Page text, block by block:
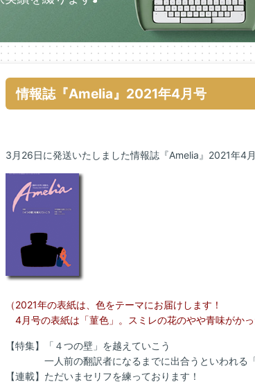
情報誌『Amelia』2021年4月号
3月26日に発送いたしました情報誌『Amelia』2021年4
（2021年の表紙は、色をテーマにお届けします！
4月号の表紙は「菫色」。スミレの花のやや青味がかっ
【特集】「４つの壁」 を越え ていこう
一人前の翻訳者になるまでに出合うといわれる
【連載】ただいまセリフを練っております！